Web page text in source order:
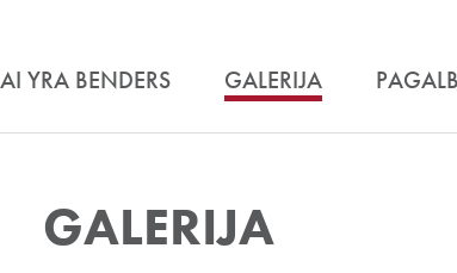
YRA BENDERS GALERIJA
GALERIJA